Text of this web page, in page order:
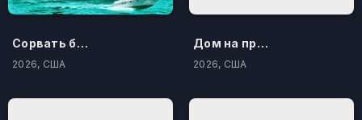
Сорвать банк 3: Вор-джентльмен
2026, США
Дом на проклятом холме
2026, США